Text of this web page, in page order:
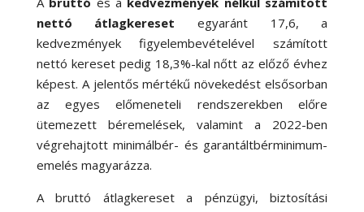
nettó átlagkereset
egyaránt 17,6, a
kedvezmények figyelembevételével számított
nettó kereset pedig 18,3%-kal nőtt az előző évhez
képest. A jelentős mértékű növekedést elsősorban
az egyes előmeneteli rendszerekben előre
ütemezett béremelések, valamint a 2022-ben
végrehajtott minimálbér- és garantáltbérminimum-
emelés magyarázza.
A bruttó átlagkereset a pénzügyi, biztosítási